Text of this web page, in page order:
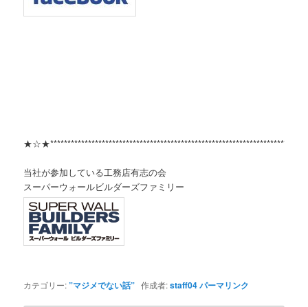
当社が参加している工務店有志の会
スーパーウォールビルダーズファミリー
カテゴリー:”マジメでない話” 作成者:staff04パーマリンク